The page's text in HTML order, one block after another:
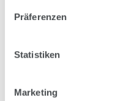
Präferenzen
Statistiken
Marketing